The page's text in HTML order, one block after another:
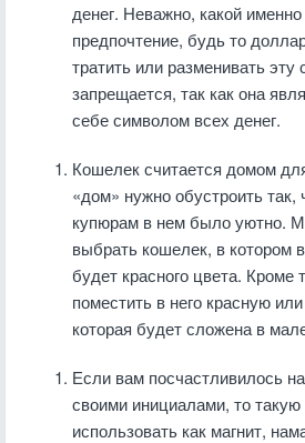
денег. Неважно, какой
предпочтение, будь то
тратить или разменивать эту
запрещается, так как она
себе символом всех денег.
Кошелек считается домом
«дом» нужно обустроить
купюрам в нем было уютно.
выбрать кошелек, в котором
будет красного цвета. Кроме
поместить в него красную
которая будет сложена в
Если вам посчастливилось
своими инициалами, то
использовать как магнит,